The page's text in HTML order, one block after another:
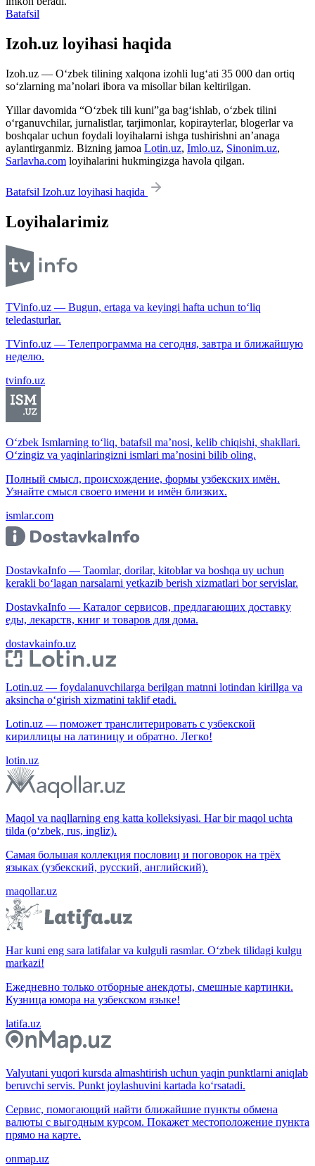
Batafsil
Izoh.uz loyihasi haqida
Izoh.uz — O‘zbek tilining xalqona izohli lug‘ati 35 000 dan ortiq
so‘zlarning ma’nolari ibora va misollar bilan keltirilgan.
Yillar davomida “O‘zbek tili kuni”ga bag‘ishlab, o‘zbek tilini
o‘rganuvchilar, jurnalistlar, tarjimonlar, kopirayterlar, blogerlar va
boshqalar uchun foydali loyihalarni ishga tushirishni an’anaga
aylantirganmiz. Bizning jamoa Lotin.uz, Imlo.uz, Sinonim.uz,
Sarlavha.com loyihalarini hukmingizga havola qilgan.
Batafsil Izoh.uz loyihasi haqida
Loyihalarimiz
TVinfo.uz — Bugun, ertaga va keyingi hafta uchun to‘liq
teledasturlar.
TVinfo.uz — Телепрограмма на сегодня, завтра и ближайшую
неделю.
tvinfo.uz
O‘zbek Ismlarning to‘liq, batafsil ma’nosi, kelib chiqishi, shakllari.
O‘zingiz va yaqinlaringizni ismlari ma’nosini bilib oling.
Полный смысл, происхождение, формы узбекских имён.
Узнайте смысл своего имени и имён близких.
ismlar.com
DostavkaInfo — Taomlar, dorilar, kitoblar va boshqa uy uchun
kerakli bo‘lagan narsalarni yetkazib berish xizmatlari bor servislar.
DostavkaInfo — Каталог сервисов, предлагающих доставку
еды, лекарств, книг и товаров для дома.
dostavkainfo.uz
Lotin.uz — foydalanuvchilarga berilgan matnni lotindan kirillga va
aksincha o‘girish xizmatini taklif etadi.
Lotin.uz — поможет транслитерировать с узбекской
кириллицы на латиницу и обратно. Легко!
lotin.uz
Maqol va naqllarning eng katta kolleksiyasi. Har bir maqol uchta
tilda (o‘zbek, rus, ingliz).
Самая большая коллекция пословиц и поговорок на трёх
языках (узбекский, русский, английский).
maqollar.uz
Har kuni eng sara latifalar va kulguli rasmlar. O‘zbek tilidagi kulgu
markazi!
Ежедневно только отборные анекдоты, смешные картинки.
Кузница юмора на узбекском языке!
latifa.uz
Valyutani yuqori kursda almashtirish uchun yaqin punktlarni aniqlab
beruvchi servis. Punkt joylashuvini kartada ko‘rsatadi.
Сервис, помогающий найти ближайшие пункты обмена
валюты с выгодным курсом. Покажет местоположение пункта
прямо на карте.
onmap.uz